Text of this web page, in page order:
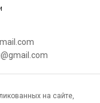
на сайте,